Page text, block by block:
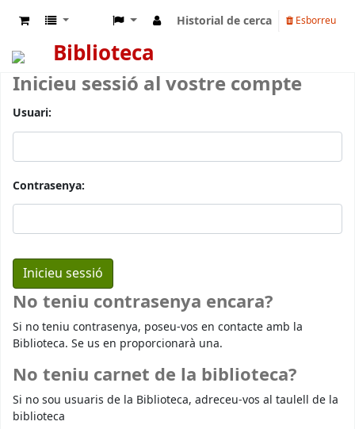
Historial de cerca Esborreu
Biblioteca
Inicieu sessió al vostre compte
Usuari:
Contrasenya:
No teniu contrasenya encara?
Si no teniu contrasenya, poseu-vos en contacte amb la
Biblioteca. Se us en proporcionarà una.
No teniu carnet de la biblioteca?
Si no sou usuaris de la Biblioteca, adreceu-vos al taulell de la
biblioteca